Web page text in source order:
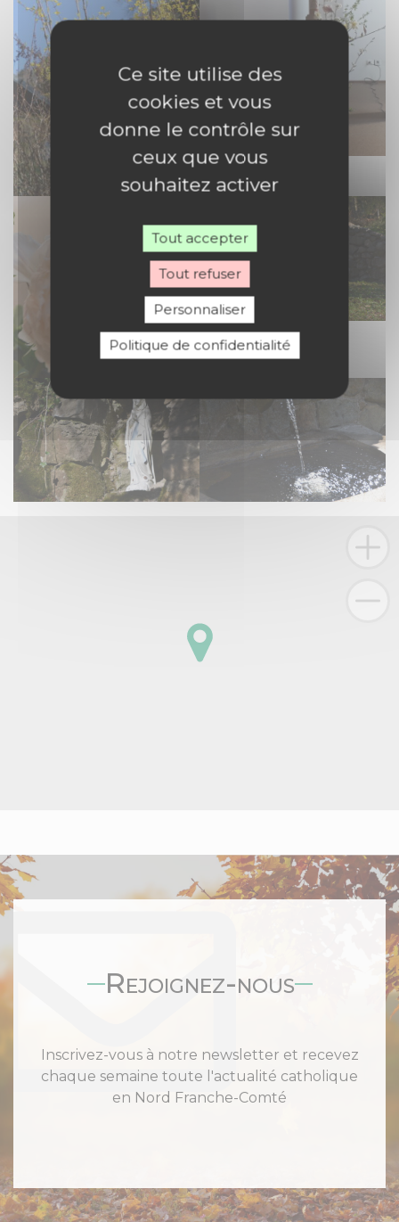
Et si le silence vous
attendait ?
Rejoignez-nous
Inscrivez-vous à notre newsletter et recevez
chaque semaine toute l'actualité catholique
en Nord Franche-Comté
Ce site utilise des
cookies et vous
donne le contrôle sur
ceux que vous
souhaitez activer
Tout accepter
Tout refuser
Personnaliser
Politique de confidentialité